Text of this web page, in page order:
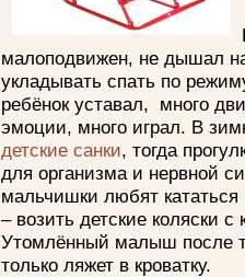
малоподвижен, не дышал
укладывать спать по
ребёнок уставал, много
эмоции, много играл. В
детские санки, тогда
для организма и нервной
мальчишки любят кататься
– возить детские коляски с
Утомлённый малыш после
только ляжет в кроватку.